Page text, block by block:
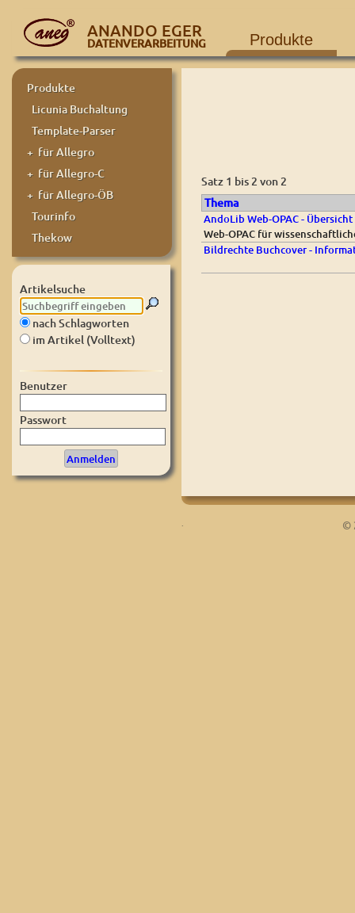
ANANDO EGER
DATENVERARBEITUNG Produkte
Produkte
Licunia Buchaltung
Template-Parser
+ für Allegro
+ für Allegro-C
+ für Allegro-ÖB
Tourinfo
Thekow
Artikelsuche
nach Schlagworten
im Artikel (Volltext)
Benutzer
Passwort
Satz 1 bis 2 von 2
Thema
AndoLib Web-OPAC -
Web-OPAC für
Bildrechte Buchcover -
. ©